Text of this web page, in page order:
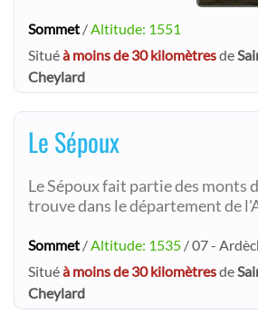
Sommet /Altitude: 1551
Situéà moins de 30 kilomètresde
Cheylard
Le Sépoux
Le Sépoux fait partie des monts
trouve dans le département de
Sommet /Altitude: 1535 / 07 -
Situéà moins de 30 kilomètresde
Cheylard